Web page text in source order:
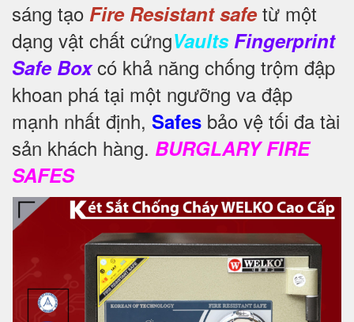
sáng tạo Fire Resistant safetừ một
dạng vật chất cứngVaults Fingerprint
Safe Boxcó khả năng chống trộm đập
khoan phá tại một ngưỡng va đập
mạnh nhất định, Safes bảo vệ tối đa tài
sản khách hàng. BURGLARY FIRE
SAFES